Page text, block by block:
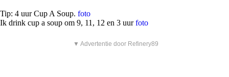
Tip: 4 uur Cup A Soup. foto
Ik drink cup a soup om 9, 11, 12 en 3 uurfoto
▼ Advertentie door Refinery89